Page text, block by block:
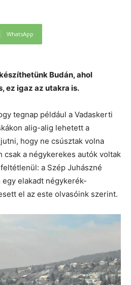
WhatsApp
Budán, ahol
ez igaz az utakra is.
tegnap például a Vadaskerti
alig-alig lehetett a
hogy ne csúsztak volna
csak a négykerekes autók voltak
a Szép Juhászné
elakadt négykerék-
el az este olvasóink szerint.